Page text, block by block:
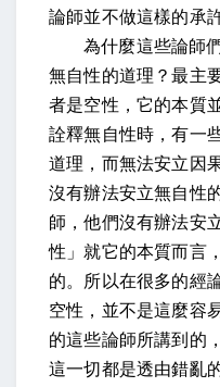
論師並不做這樣的承許
為什麼這些論師
無自性的道理？最主
者是空性，它的本質
詮釋無自性時，有一
道理，而無法安立因
沒有辦法安立無自性
師，他們沒有辦法安
性」就它的本質而言
的。所以在很多的經
空性，並不是這麼容
的這些論師所講到的
這一切都是透由錯亂